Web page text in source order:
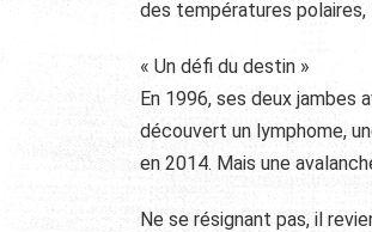
des températures
« Un défi du destin »
En 1996, ses deux jambes
découvert un lymphome,
en 2014. Mais une
Ne se résignant pas, il